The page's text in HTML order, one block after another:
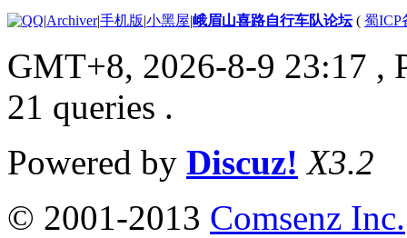
|Archiver|手机版|小黑屋|峨眉山喜路自行车队论坛( 蜀ICP
GMT+8, 2026-8-9 23:17 ,
21 queries .
Powered by Discuz! X3.2
© 2001-2013 Comsenz Inc.